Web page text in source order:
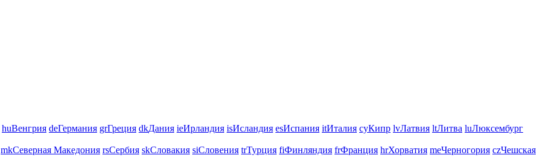
huВенгрия deГермания grГреция dkДания ieИрландия isИсландия esИспания itИталия cyКипр lvЛатвия ltЛитва luЛюксембург
mkСеверная Македония rsСербия skСловакия siСловения trТурция fiФинляндия frФранция hrХорватия meЧерногория czЧешская